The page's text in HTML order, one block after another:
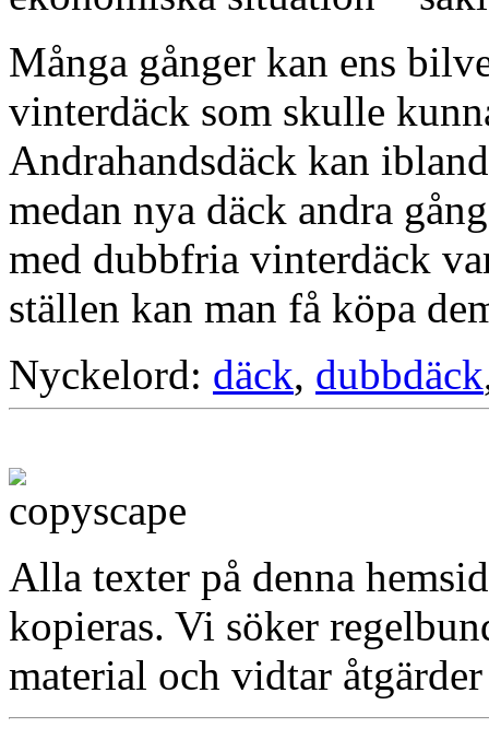
Många gånger kan ens
vinterdäck som skulle
Andrahandsdäck kan
medan nya däck andra
med dubbfria vinterdäck
ställen kan man få köpa
Nyckelord: däck, dubbdäck
Alla texter på denna
kopieras. Vi söker
material och vidtar